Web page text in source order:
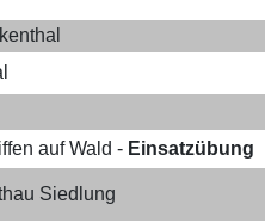
auf Wald - Einsatzübung
Siedlung